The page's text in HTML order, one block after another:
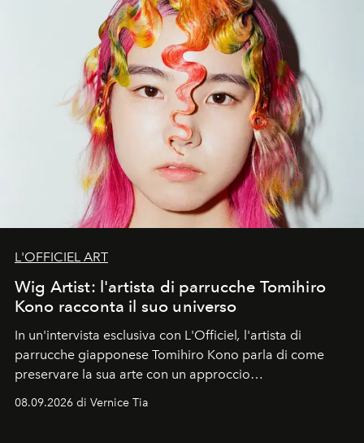
L'OFFICIEL ART
Wig Artist: l'artista di parrucche Tomihiro
Kono racconta il suo universo
In un'intervista esclusiva con L'Officiel , l'artista di
parrucche giapponese Tomihiro Kono parla di come
preservare la sua arte con un approccio
contemporaneo.
08.09.2026 di Vernice Tia